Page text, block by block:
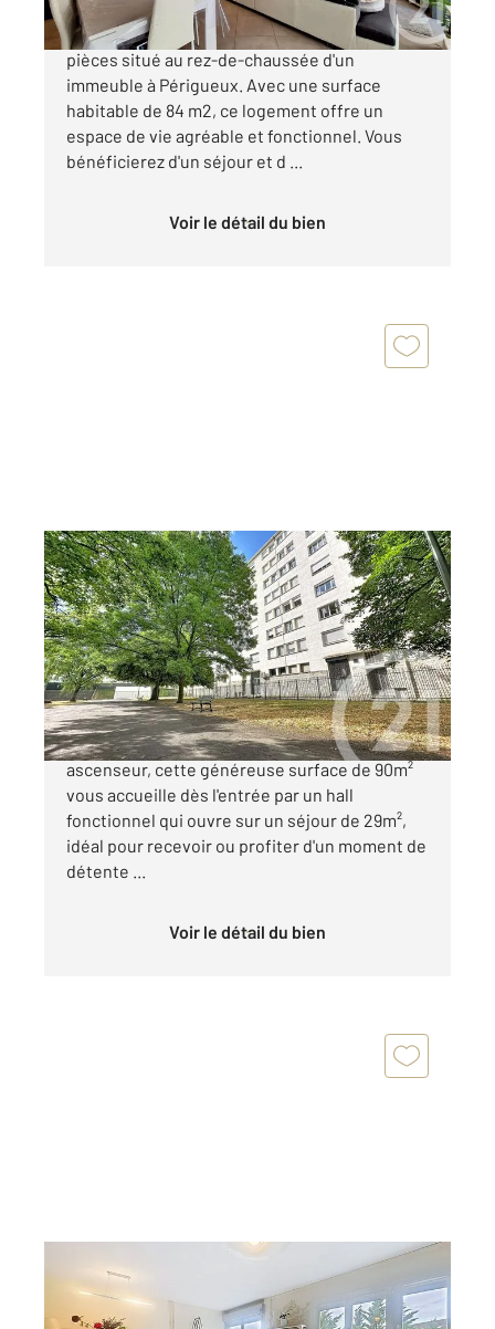
Découvrez cet appartement type Loft de 4
pièces situé au rez-de-chaussée d'un
immeuble à Périgueux. Avec une surface
habitable de 84 m2, ce logement offre un
espace de vie agréable et fonctionnel. Vous
bénéficierez d'un séjour et d ...
Voir le détail du bien
PERIGUEUX 24
89,63 m2, 5 pièces
Ref : 20845
Appartement F5 à vendre
175 000 €
Nichée au premier étage d'un immeuble avec
ascenseur, cette généreuse surface de 90m²
vous accueille dès l'entrée par un hall
fonctionnel qui ouvre sur un séjour de 29m²,
idéal pour recevoir ou profiter d'un moment de
détente ...
Voir le détail du bien
PERIGUEUX 24
91,35 m
Ref : 21345